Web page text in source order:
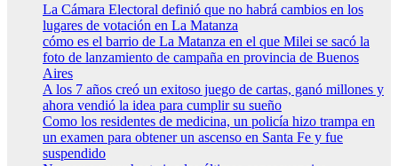
La Cámara Electoral definió que no habrá cambios en los
lugares de votación en La Matanza
cómo es el barrio de La Matanza en el que Milei se sacó la
foto de lanzamiento de campaña en provincia de Buenos
Aires
A los 7 años creó un exitoso juego de cartas, ganó millones y
ahora vendió la idea para cumplir su sueño
Como los residentes de medicina, un policía hizo trampa en
un examen para obtener un ascenso en Santa Fe y fue
suspendido